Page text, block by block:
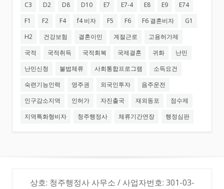
C3 D2 D8 D10 E7 E7-4 E8 E9
E74
F1
F2 F4 f4 비자 F5 F6 F6 결혼비자
G1
H2
건강보험 결혼이민 계절근로
고용허가제
국적
국적취득 국적회복 국제결혼 귀화
난민
난민신청
불법체류 사회통합프로그램
소득요건
숙련기능인력
영주권 외국인투자
음주운전
인구감소지역
인허가 자진출국 재외동포
점수제
지역특화형비자
청주행정사 체류기간연장 행정심판
상호: 청주행정사 사무소 / 사업자번호: 301-03-